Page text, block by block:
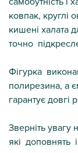
ковпак, круглі
кишені халата
точно
Фігурка
полирезина, а
гарантує довгі
Зверніть увагу
які доповнять